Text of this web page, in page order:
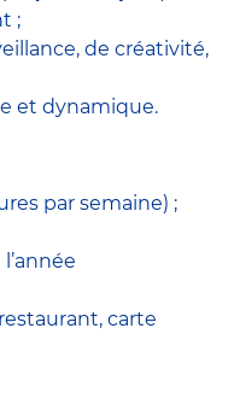
;
de créativité,
et dynamique.
par semaine) ;
carte